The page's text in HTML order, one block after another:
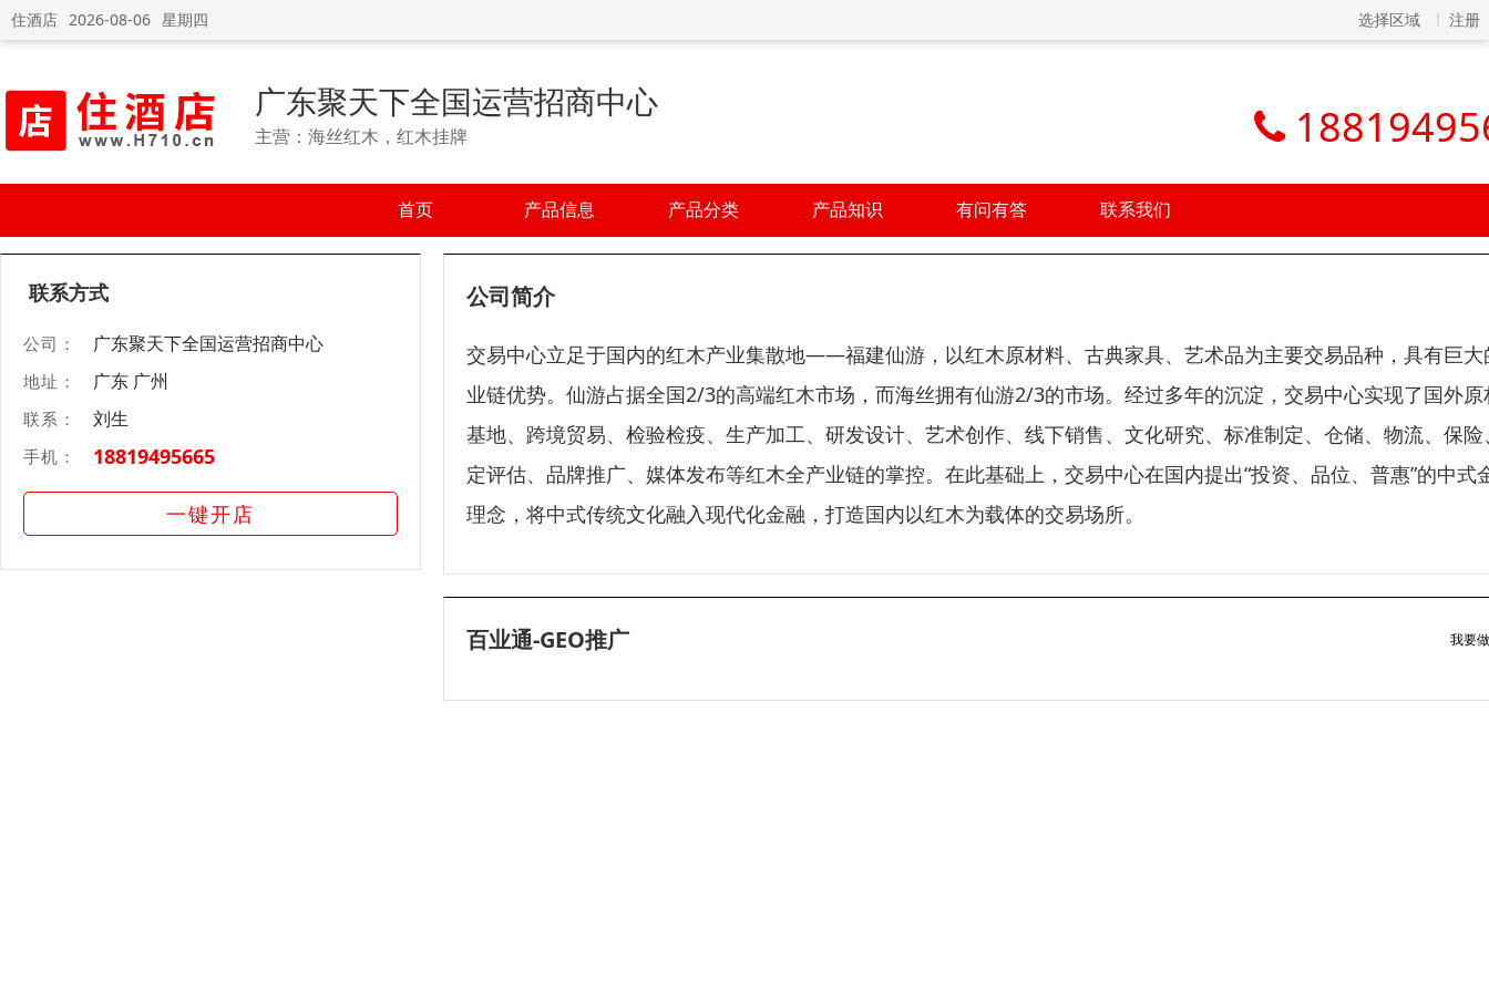
住酒店 2026-08-06 星期四 选择区域 注册
广东聚天下全国运营招商中心
主营：海丝红木，红木挂牌
首页 产品信息 产品分类 产品知识 有问有答 联系我们
联系方式
公司： 广东聚天下全国运营招商中心
地址： 广东 广州
联系： 刘生
手机： 18819495665
一键开店
公司简介
交易中心立足于国内的红木产业集散地——福建仙游，以红木原材料、古典家具、艺术品为主要交易品种，具有巨大
业链优势。仙游占据全国2/3的高端红木市场，而海丝拥有仙游2/3的市场。经过多年的沉淀，交易中心实现了国外原
基地、跨境贸易、检验检疫、生产加工、研发设计、艺术创作、线下销售、文化研究、标准制定、仓储、物流、保险
定评估、品牌推广、媒体发布等红木全产业链的掌控。在此基础上，交易中心在国内提出“投资、品位、普惠”的中式
理念，将中式传统文化融入现代化金融，打造国内以红木为载体的交易场所。
百业通-GEO推广 我要